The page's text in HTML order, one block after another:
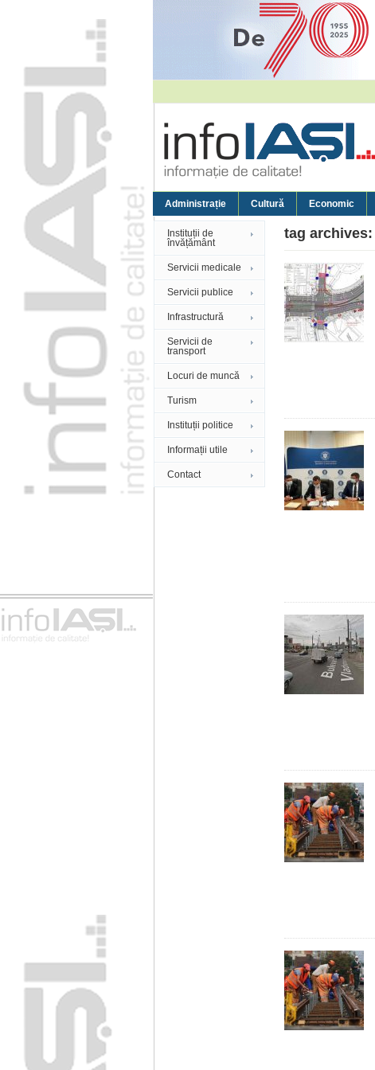
Administrație Cultură Economic
Instituții de
învățământ
Servicii medicale
Servicii publice
Infrastructură
Servicii de
transport
Locuri de muncă
Turism
Instituții politice
Informații utile
Contact
tag archives: